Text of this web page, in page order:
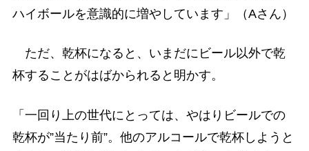
ハイボールを意識的に増やしています」（Aさん）
ただ、乾杯になると、いまだにビール以外で乾
杯することがはばかられると明かす。
「一回り上の世代にとっては、やはりビールでの
乾杯が”当たり前”。他のアルコールで乾杯しようと